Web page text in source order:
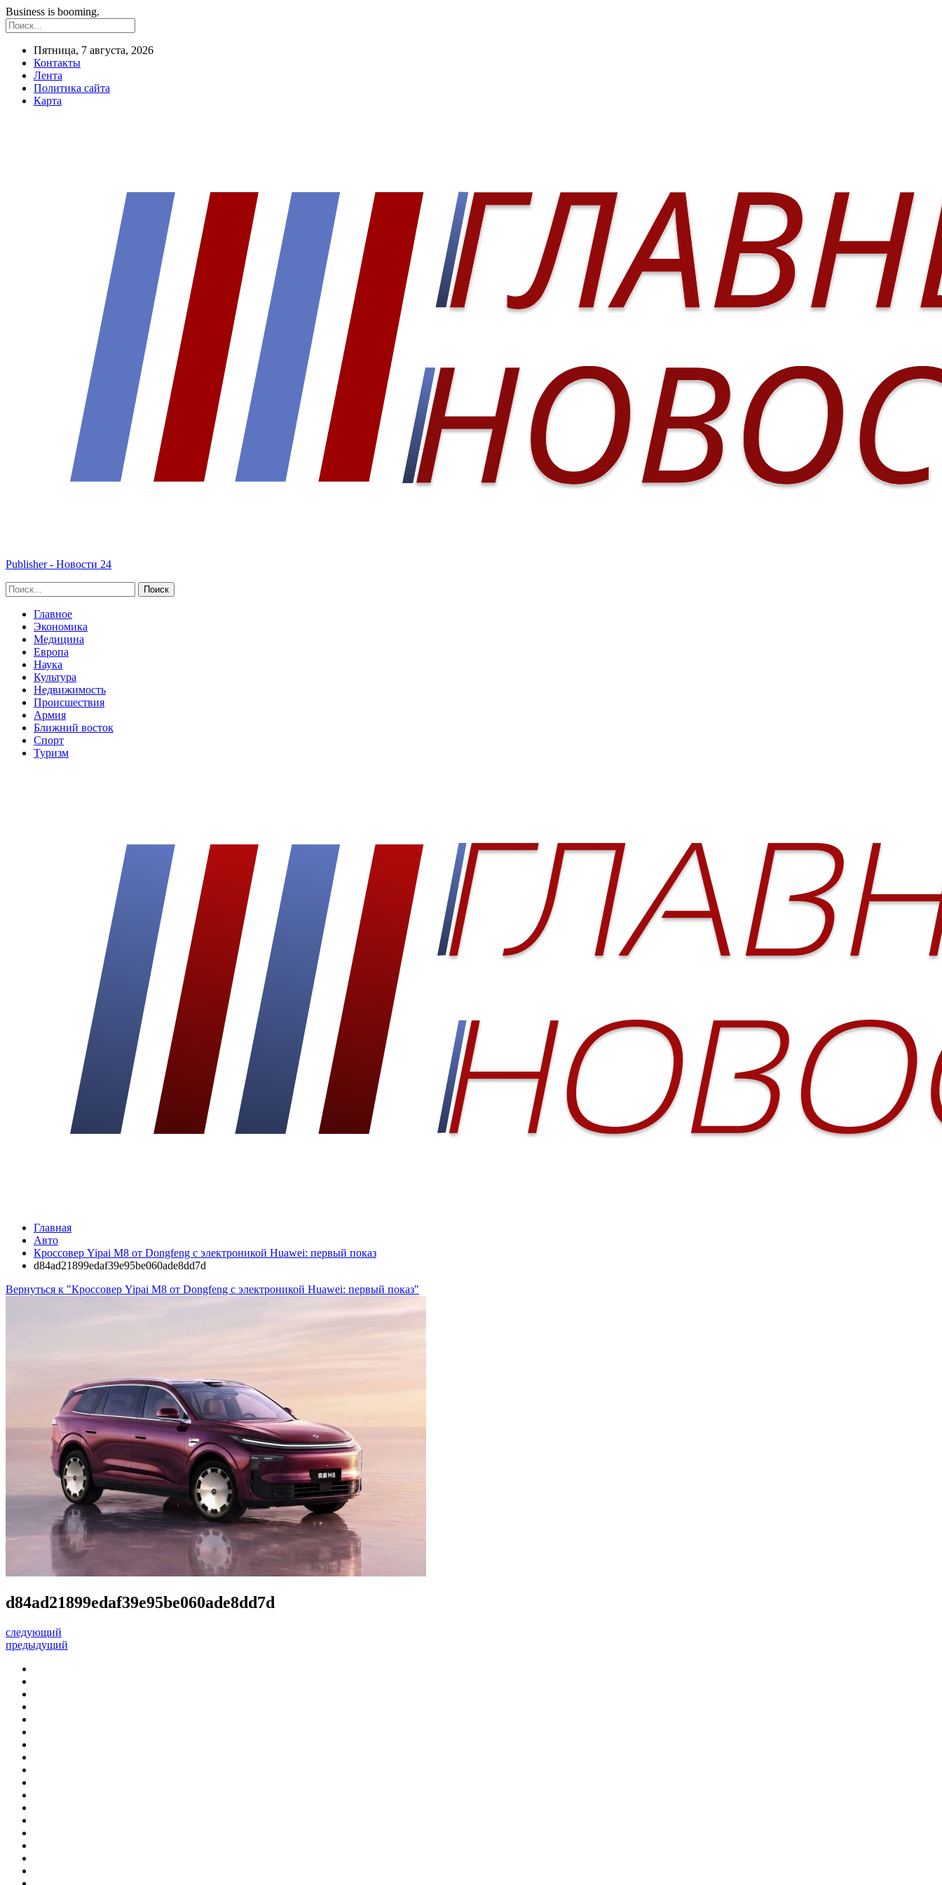
Business is booming.
Пятница, 7 августа, 2026
Контакты
Лента
Политика сайта
Карта
Publisher - Новости 24
Главное
Экономика
Медицина
Европа
Наука
Культура
Недвижимость
Происшествия
Армия
Ближний восток
Спорт
Туризм
Главная
Авто
Кроссовер Yipai M8 от Dongfeng с электроникой Huawei: первый показ
d84ad21899edaf39e95be060ade8dd7d
Вернуться к "Кроссовер Yipai M8 от Dongfeng с электроникой Huawei: первый показ"
d84ad21899edaf39e95be060ade8dd7d
следующий
предыдущий